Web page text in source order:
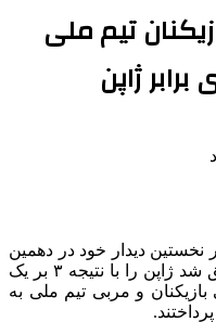
تیم ملی
ژاپن
نخستین دیدار خود در دهمین
دوره بازی‌های آسیایی ناشنوایان موفق شد ژاپن را با نتیجه ۳ بر یک
و مربی تیم ملی به